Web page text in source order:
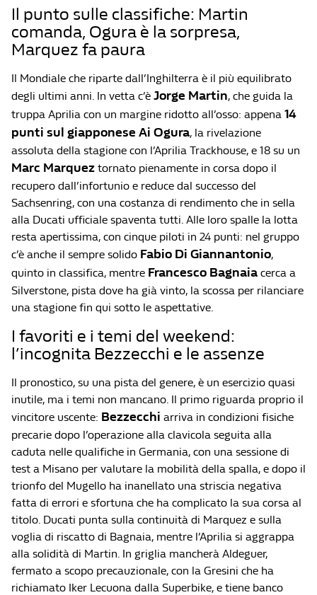
Il punto sulle classifiche: Martin
comanda, Ogura è la sorpresa,
Marquez fa paura
Il Mondiale che riparte dall’Inghilterra è il più equilibrato
degli ultimi anni. In vetta c’è Jorge Martin, che guida la
truppa Aprilia con un margine ridotto all’osso: appena 14
punti sul giapponese Ai Ogura, la rivelazione
assoluta della stagione con l’Aprilia Trackhouse, e 18 su un
Marc Marquez tornato pienamente in corsa dopo il
recupero dall’infortunio e reduce dal successo del
Sachsenring, con una costanza di rendimento che in sella
alla Ducati ufficiale spaventa tutti. Alle loro spalle la lotta
resta apertissima, con cinque piloti in 24 punti: nel gruppo
c’è anche il sempre solido Fabio Di Giannantonio,
quinto in classifica, mentre Francesco Bagnaia cerca a
Silverstone, pista dove ha già vinto, la scossa per rilanciare
una stagione fin qui sotto le aspettative.
I favoriti e i temi del weekend:
l’incognita Bezzecchi e le assenze
Il pronostico, su una pista del genere, è un esercizio quasi
inutile, ma i temi non mancano. Il primo riguarda proprio il
vincitore uscente: Bezzecchi arriva in condizioni fisiche
precarie dopo l’operazione alla clavicola seguita alla
caduta nelle qualifiche in Germania, con una sessione di
test a Misano per valutare la mobilità della spalla, e dopo il
trionfo del Mugello ha inanellato una striscia negativa
fatta di errori e sfortuna che ha complicato la sua corsa al
titolo. Ducati punta sulla continuità di Marquez e sulla
voglia di riscatto di Bagnaia, mentre l’Aprilia si aggrappa
alla solidità di Martin. In griglia mancherà Aldeguer,
fermato a scopo precauzionale, con la Gresini che ha
richiamato Iker Lecuona dalla Superbike, e tiene banco